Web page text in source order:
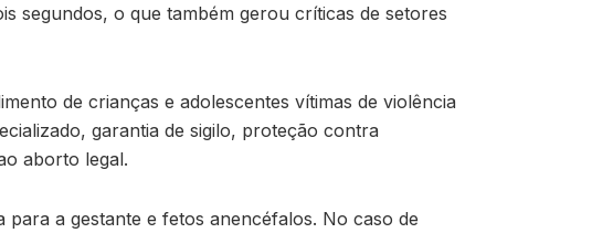
segundos, o que também gerou críticas de setores
de crianças e adolescentes vítimas de violência
garantia de sigilo, proteção contra
aborto legal.
a gestante e fetos anencéfalos. No caso de